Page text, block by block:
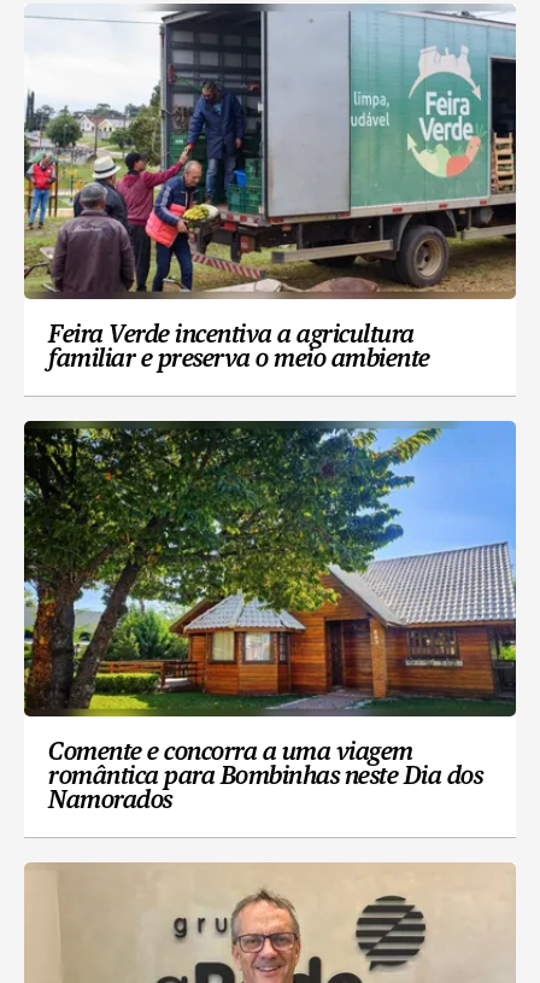
Feira Verde incentiva a agricultura
familiar e preserva o meio ambiente
Comente e concorra a uma viagem
romântica para Bombinhas neste Dia dos
Namorados